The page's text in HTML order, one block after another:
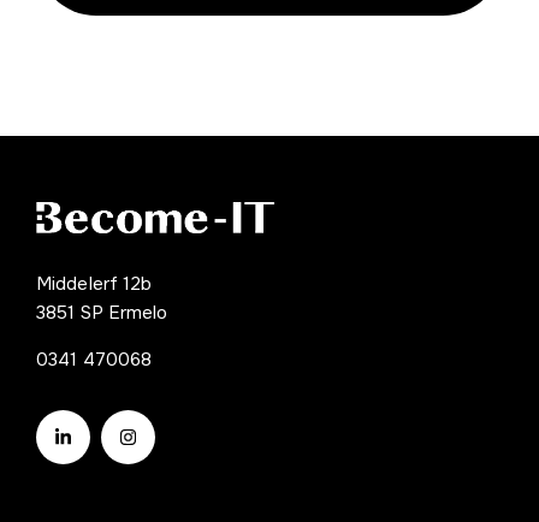
Middelerf 12b
3851 SP Ermelo
0341 470068